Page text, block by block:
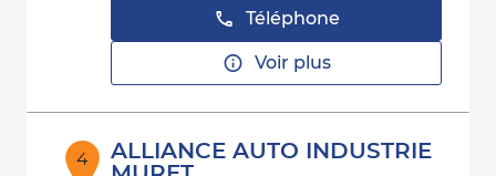
Téléphone
Voir plus
4
ALLIANCE AUTO INDUSTRIE